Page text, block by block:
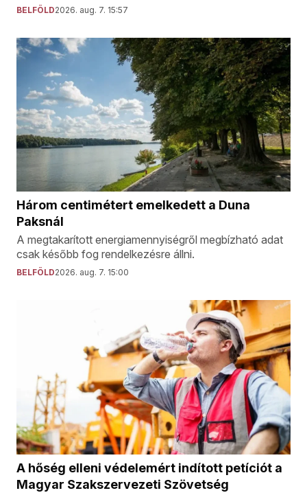
BELFÖLD2026. aug. 7. 15:57
Három centimétert emelkedett a Duna
Paksnál
A megtakarított energiamennyiségről megbízható adat
csak később fog rendelkezésre állni.
BELFÖLD2026. aug. 7. 15:00
A hőség elleni védelemért indított petíciót a
Magyar Szakszervezeti Szövetség